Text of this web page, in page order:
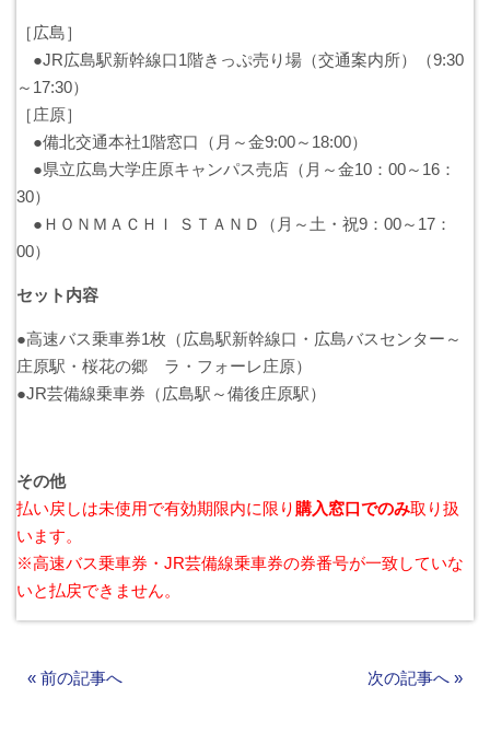
会社概要
企業情報
備北交通の歴史（アルバム）
リンク
お問い合わせ
採用情報
閉じる
［広島］
●JR広島駅新幹線口1階きっぷ売り場（交通案内所）（9:30
～17:30）
［庄原］
●備北交通本社1階窓口（月～金9:00～18:00）
●県立広島大学庄原キャンパス売店（月～金10：00～16：
30）
●ＨＯＮＭＡＣＨＩ ＳＴＡＮＤ（月～土・祝9：00～17：
00）
セット内容
●高速バス乗車券1枚（広島駅新幹線口・広島バスセンター～
庄原駅・桜花の郷 ラ・フォーレ庄原）
●JR芸備線乗車券（広島駅～備後庄原駅）
その他
払い戻しは未使用で有効期限内に限り 購入窓口でのみ取り扱
います。
※高速バス乗車券・JR芸備線乗車券の券番号が一致していな
いと払戻できません。
« 前の記事へ 次の記事へ »